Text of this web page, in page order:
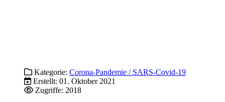
Kategorie: Corona-Pandemie / SARS-Covid-19
Erstellt: 01. Oktober 2021
Zugriffe: 2018